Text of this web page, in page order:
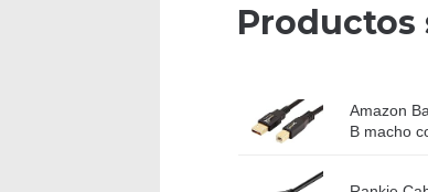
Productos
Amazon
B macho